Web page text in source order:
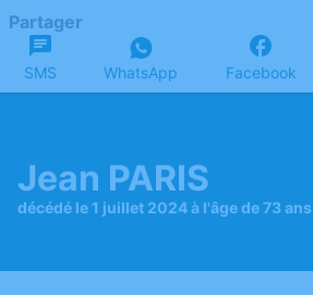
Partager
SMS WhatsApp Facebook
Jean PARIS
décédé le 1 juillet 2024 à l'âge de 73 ans